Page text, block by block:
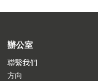
辦公室
聯繫我們
方向